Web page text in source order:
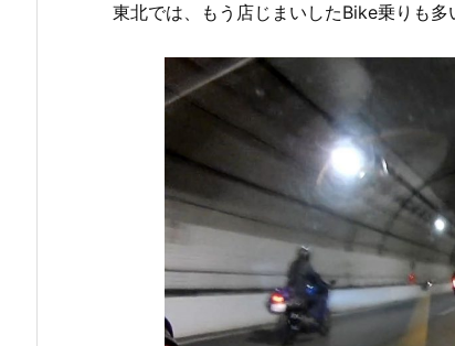
東北では、もう店じまいしたBike乗りも多